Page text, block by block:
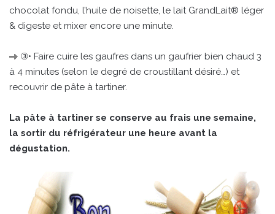
chocolat fondu, l’huile de noisette, le lait GrandLait® léger
& digeste et mixer encore une minute.
③• Faire cuire les gaufres dans un gaufrier bien chaud 3
à 4 minutes (selon le degré de croustillant désiré…) et
recouvrir de pâte à tartiner.
La pâte à tartiner se conserve au frais une semaine,
la sortir du réfrigérateur une heure avant la
dégustation.